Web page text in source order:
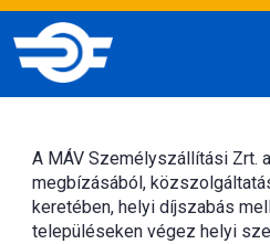
A MÁV Személyszállítási Zrt.
megbízásából,
keretében, helyi díjszabás
településeken végez helyi